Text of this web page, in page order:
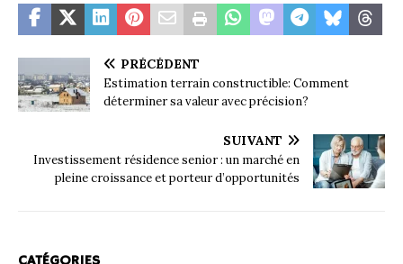
PRÉCÉDENT
Estimation terrain constructible: Comment
déterminer sa valeur avec précision?
SUIVANT
Investissement résidence senior : un marché en
pleine croissance et porteur d’opportunités